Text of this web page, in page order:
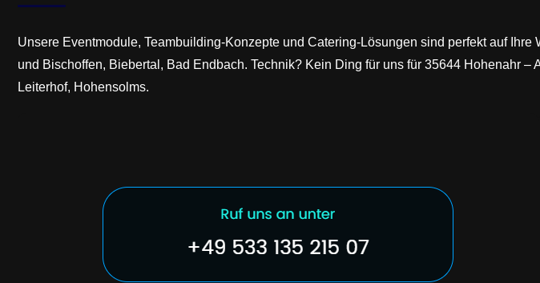
Unsere Eventmodule, Teambuilding-Konzepte und Catering-Lösungen sind perfekt auf
und Bischoffen, Biebertal, Bad Endbach. Technik? Kein Ding für uns für 35644 Hohenahr
Leiterhof, Hohensolms.